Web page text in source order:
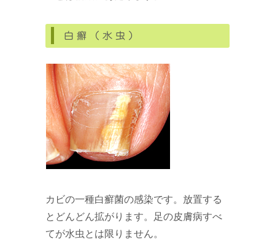
白癬（水虫）
カビの一種白癬菌の感染です。放置する
とどんどん拡がります。足の皮膚病すべ
てが水虫とは限りません。